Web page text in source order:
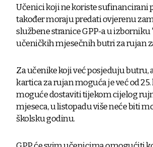
Učenici koji ne koriste sufinancirani
također moraju predati ovjerenu
službene stranice GPP-a u
učeničkih mjesečnih butri za rujan
Za učenike koji već posjeduju
kartica za rujan moguća je već od
moguće dostaviti tijekom cijelog
mjeseca, u listopadu više neće biti
školsku godinu.